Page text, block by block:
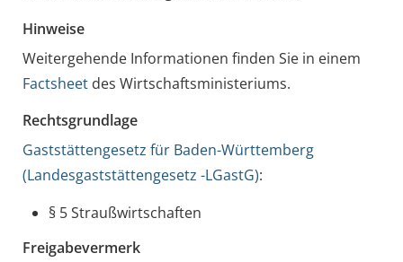
Hinweise
Weitergehende Informationen finden Sie in einem
Factsheet des Wirtschaftsministeriums.
Rechtsgrundlage
Gaststättengesetz für Baden-Württemberg
(Landesgaststättengesetz -LGastG):
§ 5 Straußwirtschaften
Freigabevermerk